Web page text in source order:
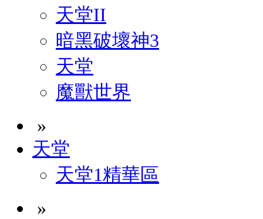
天堂II
暗黑破壞神3
天堂
魔獸世界
»
天堂
天堂1精華區
»